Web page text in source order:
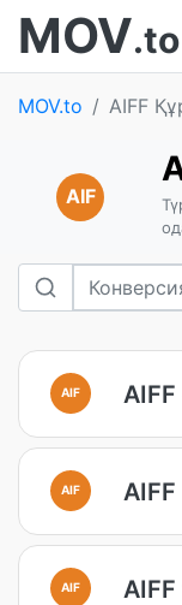
MOV.to
MOV.to AIFF
AIF
AIF
AIF
AIF AIFF